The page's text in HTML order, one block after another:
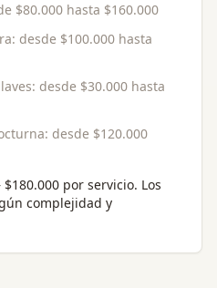
$80.000 hasta $160.000
: desde $100.000 hasta
: desde $30.000 hasta
: desde $120.000
$180.000 por servicio. Los
complejidad y